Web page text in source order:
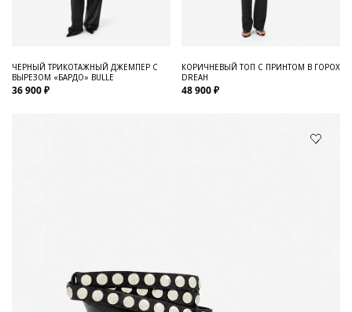
ЧЕРНЫЙ ТРИКОТАЖНЫЙ ДЖЕМПЕР С
ВЫРЕЗОМ «БАРДО» BULLE
36 900 ₽
КОРИЧНЕВЫЙ ТОП С ПРИНТОМ В ГОРОХ
DREAH
48 900 ₽